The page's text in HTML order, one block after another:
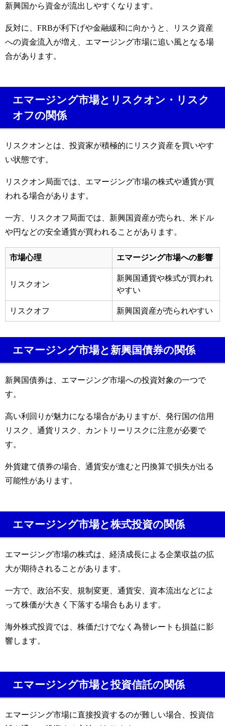
新興国から資金が流出しやすくなります。
反対に、FRBが利下げや金融緩和に向かうと、リスク資産
への資金流入が増え、エマージング市場に追い風となる場
合があります。
エマージング市場とリスクオン・リスク
オフの関係
リスクオンとは、投資家が積極的にリスク資産を買いやす
い状態です。
リスクオン局面では、エマージング市場の株式や通貨が買
われる場合があります。
一方、リスクオフ局面では、新興国資産が売られ、米ドル
や円などの安全通貨が買われることがあります。
市場心理 エマージング市場への影響
リスクオン
新興国通貨や株式が買われ
やすい
リスクオフ 新興国資産が売られやすい
エマージング市場と新興国債券の関係
新興国債券は、エマージング市場への投資対象の一つで
す。
高い利回りが魅力になる場合がありますが、発行国の信用
リスク、通貨リスク、カントリーリスクに注意が必要で
す。
外貨建て債券の場合、通貨安が進むと円換算で損失が出る
可能性があります。
エマージング市場と株式投資の関係
エマージング市場の株式は、経済成長による企業収益の拡
大が期待されることがあります。
一方で、政治不安、規制変更、通貨安、資本流出などによ
って株価が大きく下落する場合もあります。
海外株式投資では、株価だけでなく為替レートも損益に影
響します。
エマージング市場と投資信託の関係
エマージング市場に直接投資するのが難しい場合、投資信